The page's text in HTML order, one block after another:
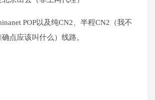
POP以及纯CN2、半程CN2（我不
点应该叫什么）线路。